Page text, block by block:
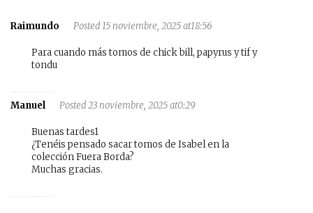
Raimundo Posted 15 noviembre, 2025 at18:56
Para cuando más tomos de chick bill, papyrus y tif y
tondu
Manuel Posted 23 noviembre, 2025 at0:29
Buenas tardes1
¿Tenéis pensado sacar tomos de Isabel en la
colección Fuera Borda?
Muchas gracias.